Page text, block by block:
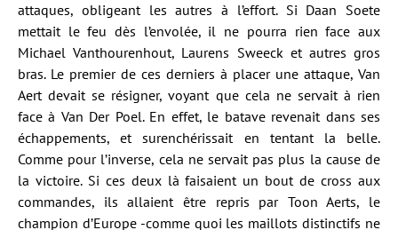
attaques, obligeant les autres à l’effort. Si Daan Soete
mettait le feu dès l’envolée, il ne pourra rien face aux
Michael Vanthourenhout, Laurens Sweeck et autres gros
bras. Le premier de ces derniers à placer une attaque, Van
Aert devait se résigner, voyant que cela ne servait à rien
face à Van Der Poel. En effet, le batave revenait dans ses
échappements, et surenchérissait en tentant la belle.
Comme pour l’inverse, cela ne servait pas plus la cause de
la victoire. Si ces deux là faisaient un bout de cross aux
commandes, ils allaient être repris par Toon Aerts, le
champion d’Europe -comme quoi les maillots distinctifs ne